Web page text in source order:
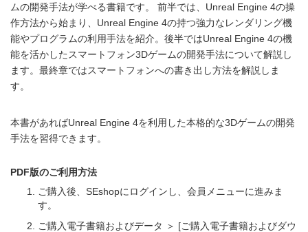
ムの開発手法が学べる書籍です。 前半では、Unreal Engine 4の操
作方法から始まり、Unreal Engine 4の持つ強力なレンダリング機
能やプログラムの利用手法を紹介。後半ではUnreal Engine 4の機
能を活かしたスマートフォン3Dゲームの開発手法について解説し
ます。最終章ではスマートフォンへの書き出し方法を解説しま
す。
本書があればUnreal Engine 4を利用した本格的な3Dゲームの開発
手法を習得できます。
PDF版のご利用方法
ご購入後、SEshopにログインし、会員メニューに進みま
す。
ご購入電子書籍およびデータ ＞ [ご購入電子書籍およびダウ